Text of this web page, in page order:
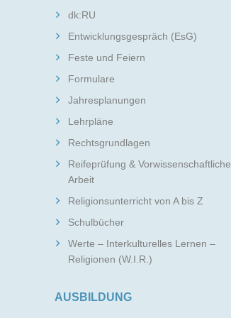
dk:RU
Entwicklungsgespräch (EsG)
Feste und Feiern
Formulare
Jahresplanungen
Lehrpläne
Rechtsgrundlagen
Reifeprüfung & Vorwissenschaftliche
Arbeit
Religionsunterricht von A bis Z
Schulbücher
Werte – Interkulturelles Lernen –
Religionen (W.I.R.)
AUSBILDUNG